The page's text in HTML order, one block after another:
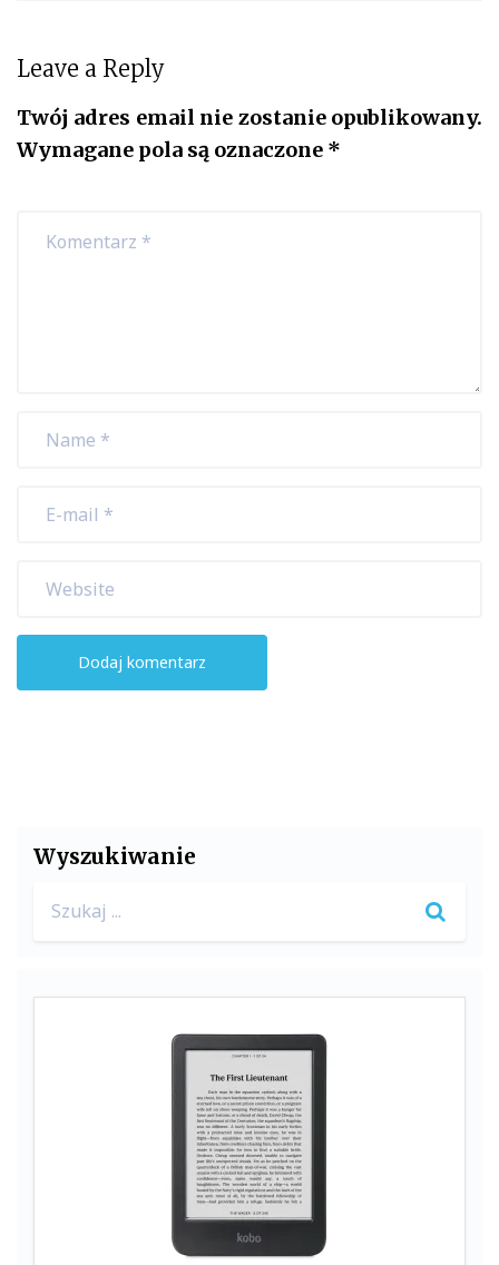
Leave a Reply
Twój adres email nie zostanie opublikowany.
Wymagane pola są oznaczone *
Wyszukiwanie
for: